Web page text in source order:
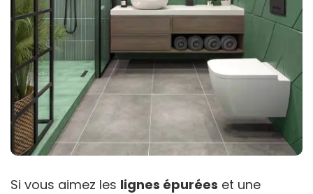
Si vous aimez les lignes épurées et une